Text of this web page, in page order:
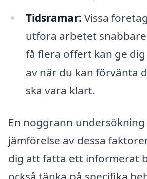
Tidsramar: Vissa
utföra arbetet
få flera offert kan ge
av när du kan förvänta
ska vara klart.
En noggrann undersökning
jämförelse av dessa
dig att fatta ett informerat